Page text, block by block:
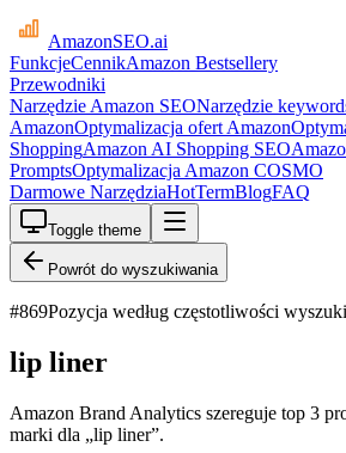
AmazonSEO.ai
FunkcjeCennikAmazon Bestsellery
Przewodniki
Narzędzie Amazon SEONarzędzie
AmazonOptymalizacja ofert Amazon
ShoppingAmazon AI Shopping SEO
PromptsOptymalizacja Amazon COSMO
Darmowe NarzędziaHotTermBlogFAQ
Toggle theme
Powrót do wyszukiwania
#869Pozycja według częstotliwości
lip liner
Amazon Brand Analytics szereguje top 3
marki dla „lip liner”.